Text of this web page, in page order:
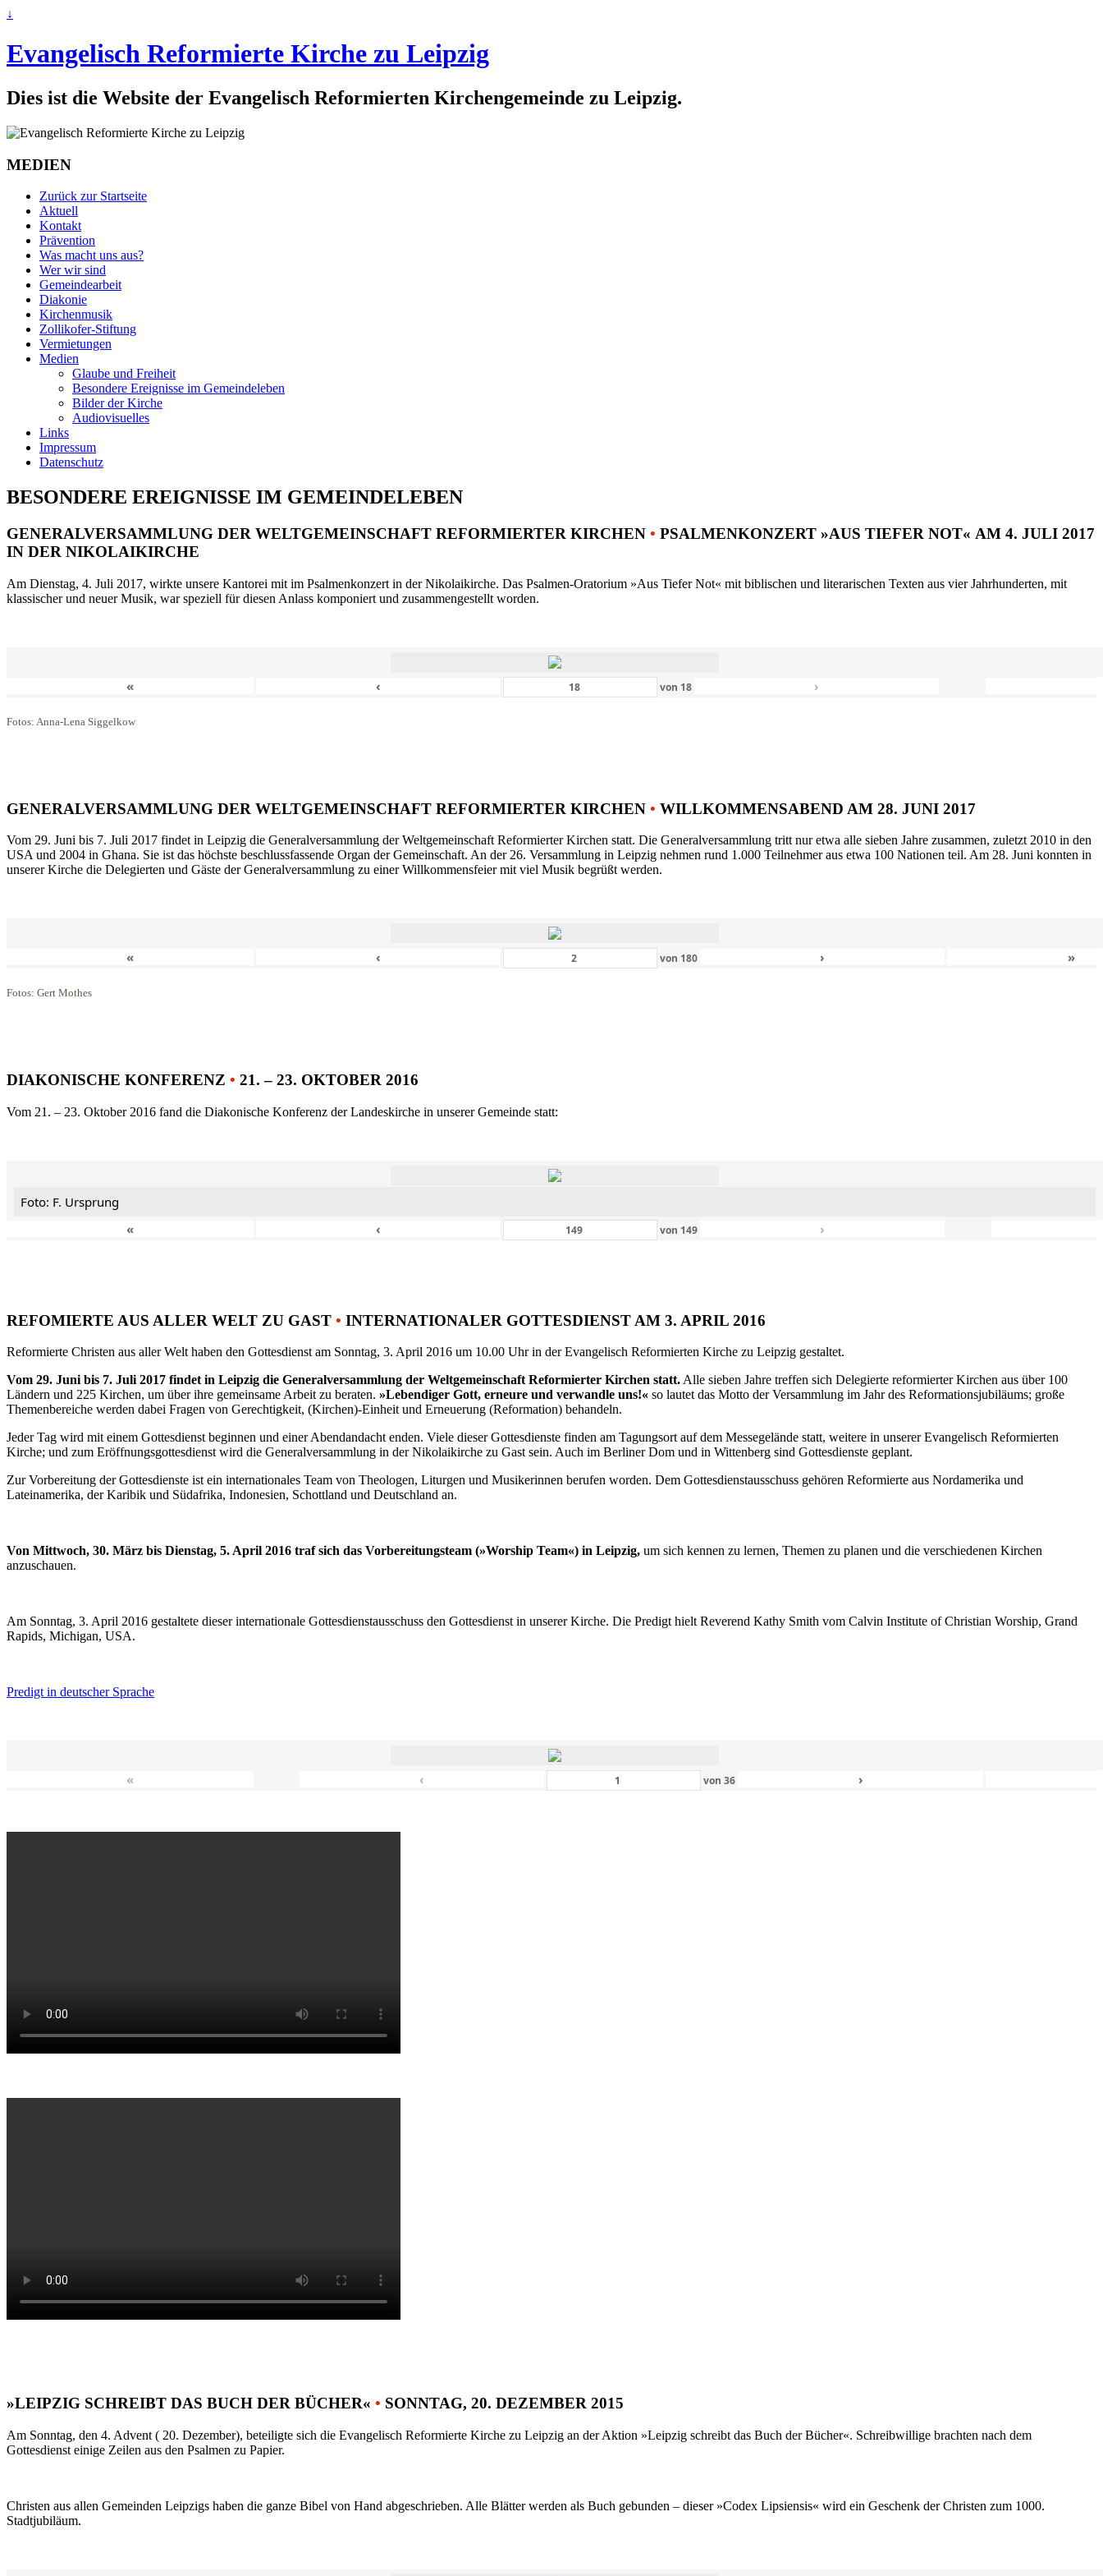
↓
Evangelisch Reformierte Kirche zu Leipzig
Dies ist die Website der Evangelisch Reformierten Kirchengemeinde zu Leipzig.
MEDIEN
Zurück zur Startseite
Aktuell
Kontakt
Prävention
Was macht uns aus?
Wer wir sind
Gemeindearbeit
Diakonie
Kirchenmusik
Zollikofer-Stiftung
Vermietungen
Medien
Glaube und Freiheit
Besondere Ereignisse im Gemeindeleben
Bilder der Kirche
Audiovisuelles
Links
Impressum
Datenschutz
BESONDERE EREIGNISSE IM GEMEINDELEBEN
GENERALVERSAMMLUNG DER WELTGEMEINSCHAFT REFORMIERTER KIRCHEN • PSALMENKONZERT »AUS TIEFER NOT« AM 4. JULI 2017
IN DER NIKOLAIKIRCHE
Am Dienstag, 4. Juli 2017, wirkte unsere Kantorei mit im Psalmenkonzert in der Nikolaikirche. Das Psalmen-Oratorium »Aus Tiefer Not« mit biblischen und literarischen Texten aus vier Jahrhunderten, mit
klassischer und neuer Musik, war speziell für diesen Anlass komponiert und zusammengestellt worden.
« ‹ von 18 ›
Fotos: Anna-Lena Siggelkow
GENERALVERSAMMLUNG DER WELTGEMEINSCHAFT REFORMIERTER KIRCHEN • WILLKOMMENSABEND AM 28. JUNI 2017
Vom 29. Juni bis 7. Juli 2017 findet in Leipzig die Generalversammlung der Weltgemeinschaft Reformierter Kirchen statt. Die Generalversammlung tritt nur etwa alle sieben Jahre zusammen, zuletzt 2010 in den
USA und 2004 in Ghana. Sie ist das höchste beschlussfassende Organ der Gemeinschaft. An der 26. Versammlung in Leipzig nehmen rund 1.000 Teilnehmer aus etwa 100 Nationen teil. Am 28. Juni konnten in
unserer Kirche die Delegierten und Gäste der Generalversammlung zu einer Willkommensfeier mit viel Musik begrüßt werden.
« ‹ von 180 › »
Fotos: Gert Mothes
DIAKONISCHE KONFERENZ • 21. – 23. OKTOBER 2016
Vom 21. – 23. Oktober 2016 fand die Diakonische Konferenz der Landeskirche in unserer Gemeinde statt:
Foto: F. Ursprung
«
‹ von 149 ›
REFOMIERTE AUS ALLER WELT ZU GAST • INTERNATIONALER GOTTESDIENST AM 3. APRIL 2016
Reformierte Christen aus aller Welt haben den Gottesdienst am Sonntag, 3. April 2016 um 10.00 Uhr in der Evangelisch Reformierten Kirche zu Leipzig gestaltet.
Vom 29. Juni bis 7. Juli 2017 findet in Leipzig die Generalversammlung der Weltgemeinschaft Reformierter Kirchen statt.Alle sieben Jahre treffen sich Delegierte reformierter Kirchen aus über 100
Ländern und 225 Kirchen, um über ihre gemeinsame Arbeit zu beraten. »Lebendiger Gott, erneure und verwandle uns!« so lautet das Motto der Versammlung im Jahr des Reformationsjubiläums; große
Themenbereiche werden dabei Fragen von Gerechtigkeit, (Kirchen)-Einheit und Erneuerung (Reformation) behandeln.
Jeder Tag wird mit einem Gottesdienst beginnen und einer Abendandacht enden. Viele dieser Gottesdienste finden am Tagungsort auf dem Messegelände statt, weitere in unserer Evangelisch Reformierten
Kirche; und zum Eröffnungsgottesdienst wird die Generalversammlung in der Nikolaikirche zu Gast sein. Auch im Berliner Dom und in Wittenberg sind Gottesdienste geplant.
Zur Vorbereitung der Gottesdienste ist ein internationales Team von Theologen, Liturgen und Musikerinnen berufen worden. Dem Gottesdienstausschuss gehören Reformierte aus Nordamerika und
Lateinamerika, der Karibik und Südafrika, Indonesien, Schottland und Deutschland an.
Von Mittwoch, 30. März bis Dienstag, 5. April 2016 traf sich das Vorbereitungsteam (»Worship Team«) in Leipzig, um sich kennen zu lernen, Themen zu planen und die verschiedenen Kirchen
anzuschauen.
Am Sonntag, 3. April 2016 gestaltete dieser internationale Gottesdienstausschuss den Gottesdienst in unserer Kirche. Die Predigt hielt Reverend Kathy Smith vom Calvin Institute of Christian Worship, Grand
Rapids, Michigan, USA.
Predigt in deutscher Sprache
« ‹ von36 ›
»LEIPZIG SCHREIBT DAS BUCH DER BÜCHER« • SONNTAG, 20. DEZEMBER 2015
Am Sonntag, den 4. Advent ( 20. Dezember), beteiligte sich die Evangelisch Reformierte Kirche zu Leipzig an der Aktion »Leipzig schreibt das Buch der Bücher«. Schreibwillige brachten nach dem
Gottesdienst einige Zeilen aus den Psalmen zu Papier.
Christen aus allen Gemeinden Leipzigs haben die ganze Bibel von Hand abgeschrieben. Alle Blätter werden als Buch gebunden – dieser »Codex Lipsiensis« wird ein Geschenk der Christen zum 1000.
Stadtjubiläum.